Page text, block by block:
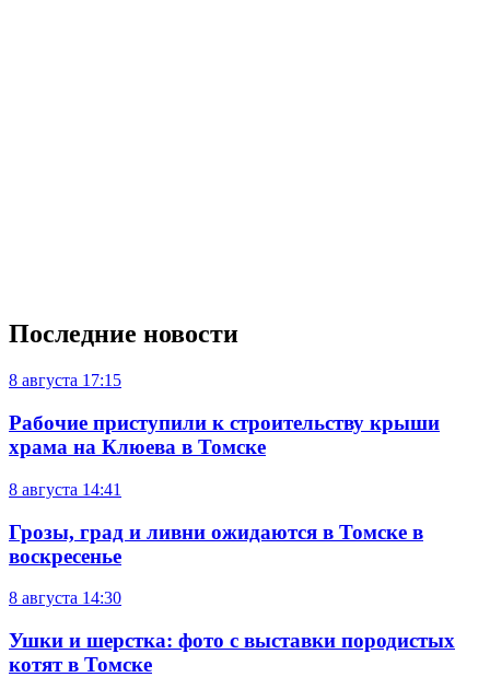
Последние новости
8 августа 17:15
Рабочие приступили к строительству крыши
храма на Клюева в Томске
8 августа 14:41
Грозы, град и ливни ожидаются в Томске в
воскресенье
8 августа 14:30
Ушки и шерстка: фото с выставки породистых
котят в Томске